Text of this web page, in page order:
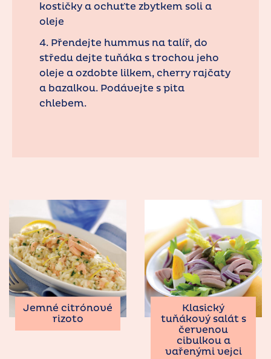
kostičky a ochuťte zbytkem soli a
oleje
4. Přendejte hummus na talíř, do
středu dejte tuňáka s trochou jeho
oleje a ozdobte lilkem, cherry rajčaty
a bazalkou. Podávejte s pita
chlebem.
Jemné citrónové
rizoto
Klasický
tuňákový salát s
červenou
cibulkou a
vařenými vejci